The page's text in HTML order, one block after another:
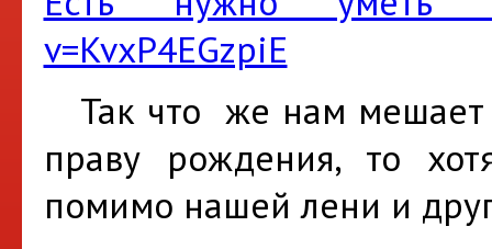
v=KvxP4EGzpiE
Так что же нам мешает
праву рождения, то
помимо нашей лени и